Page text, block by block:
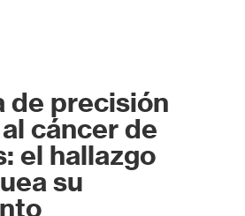
de precisión
cáncer de
el hallazgo
su